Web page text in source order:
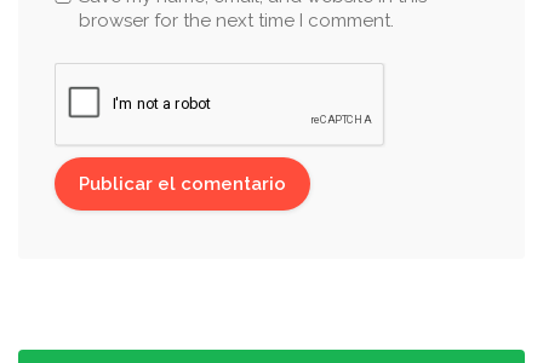
browser for the next time I comment.